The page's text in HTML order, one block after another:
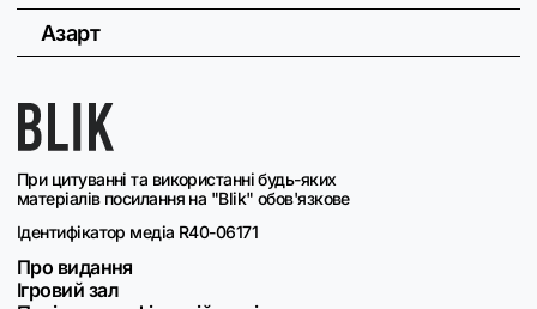
При цитуванні та використанні будь-яких
матеріалів посилання на "Blik" обов'язкове
Ідентифікатор медіа R40-06171
Про видання
Ігровий зал
Азарт